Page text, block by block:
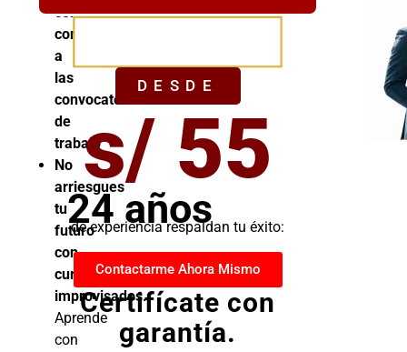
con
confianza
a
las
convocatorias
de
trabajo
No
arriesgues
tu
futuro
con
cursos
improvisados.
Aprende
con
DESDE
s/ 55
24 años
de experiencia respaldan tu éxito:
Contactarme Ahora Mismo
Certifícate con
garantía.